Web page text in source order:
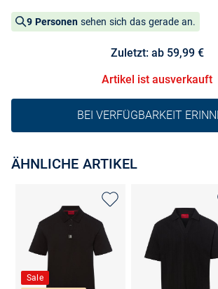
9 Personen sehen sich das gerade an.
Zuletzt: ab 59,99 €
Artikel ist ausverkauft
BEI VERFÜGBARKEIT
ÄHNLICHE ARTIKEL
Sale